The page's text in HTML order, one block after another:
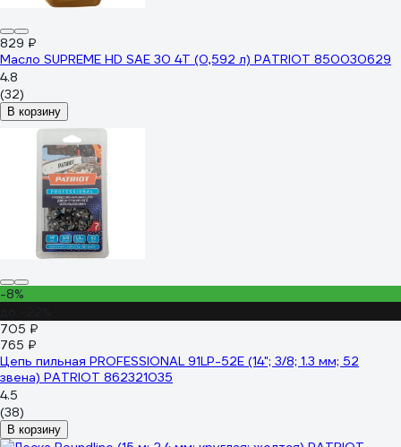
829 ₽
Масло SUPREME HD SAE 30 4T (0,592 л) PATRIOT 850030629
4.8
(32)
В корзину
-8%
705 ₽
765 ₽
Цепь пильная PROFESSIONAL 91LP-52E (14"; 3/8; 1.3 мм; 52
звена) PATRIOT 862321035
4.5
(38)
В корзину